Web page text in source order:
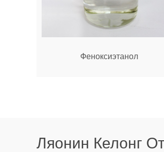
Феноксиэтанол
Ляонин Келонг